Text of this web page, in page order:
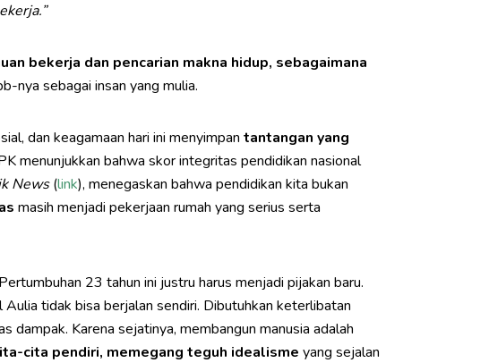
bekerja dan pencarian makna hidup, sebagaimana
nya sebagai insan yang mulia.
dan keagamaan hari ini menyimpan tantangan yang
menunjukkan bahwa skor integritas pendidikan nasional
News(link), menegaskan bahwa pendidikan kita bukan
masih menjadi pekerjaan rumah yang serius serta
23 tahun ini justru harus menjadi pijakan baru.
tidak bisa berjalan sendiri. Dibutuhkan keterlibatan
dampak. Karena sejatinya, membangun manusia adalah
cita pendiri, memegang teguh idealisme yang sejalan